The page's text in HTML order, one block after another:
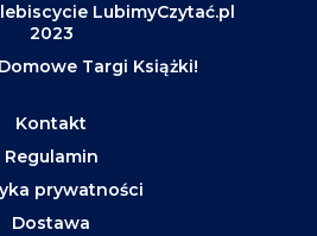
LubimyCzytać.pl
2023
Targi Książki!
Kontakt
Regulamin
prywatności
Dostawa